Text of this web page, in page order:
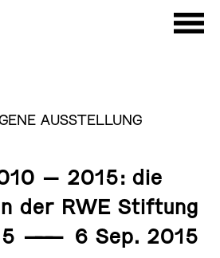
AUSSTELLUNG
– 2015: die
der RWE Stiftung
——— 6 Sep. 2015